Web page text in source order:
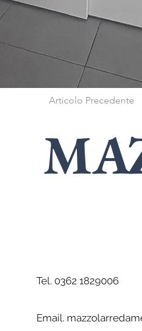
Articolo Precedente
Tel. 0362 1829006
Email.